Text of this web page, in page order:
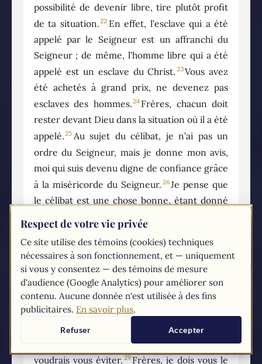
possibilité de devenir libre, tire plutôt profit
de ta situation.22 En effet, l’esclave qui a été
appelé par le Seigneur est un affranchi du
Seigneur ; de même, l’homme libre qui a été
appelé est un esclave du Christ. 23Vous avez
été achetés à grand prix, ne devenez pas
esclaves des hommes.24 Frères, chacun doit
rester devant Dieu dans la situation où il a été
appelé.25 Au sujet du célibat, je n’ai pas un
ordre du Seigneur, mais je donne mon avis,
moi qui suis devenu digne de confiance grâce
à la miséricorde du Seigneur. 26Je pense que
le célibat est une chose bonne, étant donné
bonne de vivre ainsi.
27
cherche pas à te séparer de ta femme. Tu n’as
pas de femme ? ne cherche pas à te
marier. 28Si cependant tu te maries, ce n’est
pas un péché ; et si une jeune fille se marie,
ce n’est pas un péché. Mais ceux qui font ce
choix y trouveront les épreuves
correspondantes, et c’est cela que moi, je
voudrais vous éviter.29Frères, je dois vous le
Respect de votre vie privée
Ce site utilise des témoins (cookies) techniques
nécessaires à son fonctionnement, et — uniquement
si vous y consentez — des témoins de mesure
d'audience (Google Analytics) pour améliorer son
contenu. Aucune donnée n'est utilisée à des fins
publicitaires. En savoir plus.
Refuser Accepter